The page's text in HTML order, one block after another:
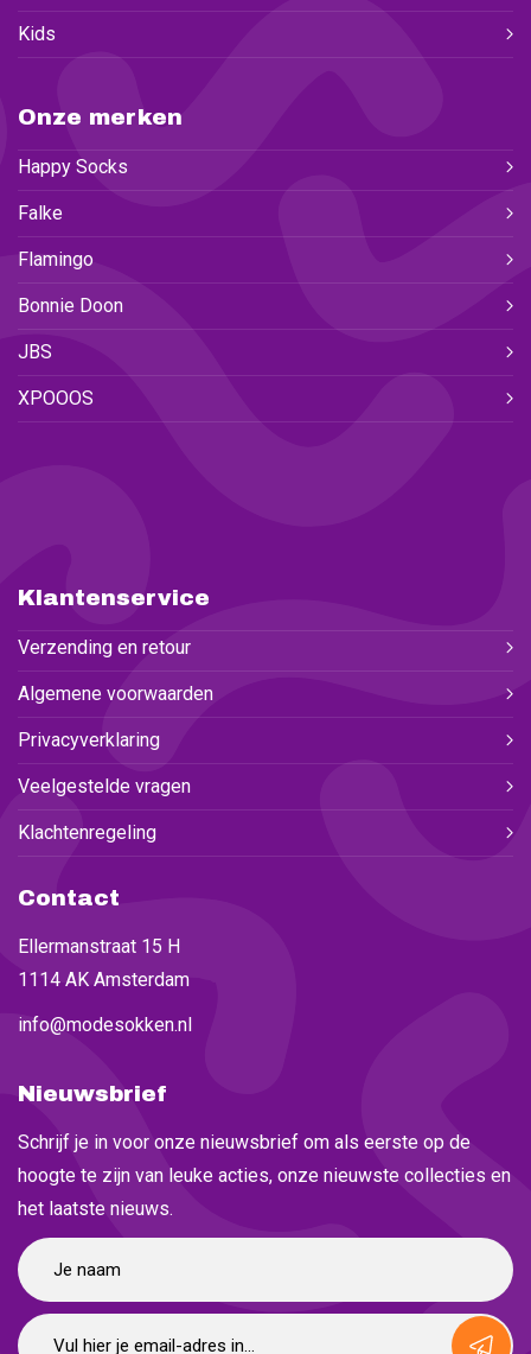
Kids
Onze merken
Happy Socks
Falke
Flamingo
Bonnie Doon
JBS
XPOOOS
Klantenservice
Verzending en retour
Algemene voorwaarden
Privacyverklaring
Veelgestelde vragen
Klachtenregeling
Contact
Ellermanstraat 15 H
1114 AK Amsterdam
info@modesokken.nl
Nieuwsbrief
Schrijf je in voor onze nieuwsbrief om als eerste op de
hoogte te zijn van leuke acties, onze nieuwste collecties en
het laatste nieuws.